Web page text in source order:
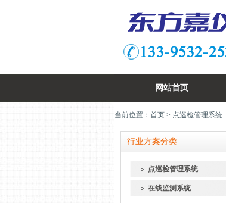
网站首页
当前位置： 首页 > 点巡检管理系统
行业方案分类
点巡检管理系统
在线监测系统